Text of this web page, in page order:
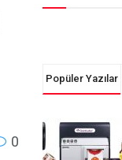
0
Popüler Yazılar